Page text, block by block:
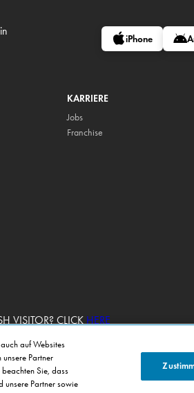
iPhone
KARRIERE
Jobs
Franchise
VISITOR? CLICK HERE
Pizza Deutschland GmbH 2026
auf Websites
Partner
Sie, dass
unsere Partner sowie